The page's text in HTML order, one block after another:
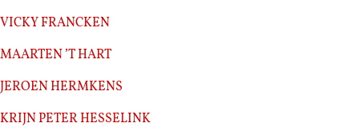
Vicky Francken
Maarten ’t Hart
Jeroen Hermkens
Krijn Peter Hesselink